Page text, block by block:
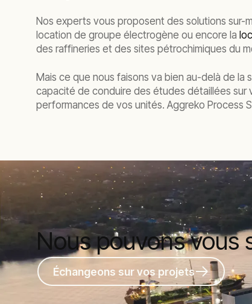
Nos experts vous proposent des solutions
location de groupe électrogène ou encore la
des raffineries et des sites pétrochimiques du
Mais ce que nous faisons va bien au-delà de
capacité de conduire des études détaillées sur
performances de vos unités. Aggreko Process
Nous pouvons vous
Échangeons sur vos projets